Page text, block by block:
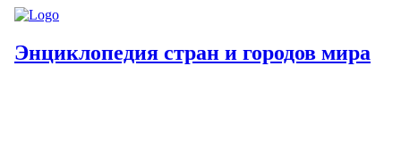
Энциклопедия стран и городов мира